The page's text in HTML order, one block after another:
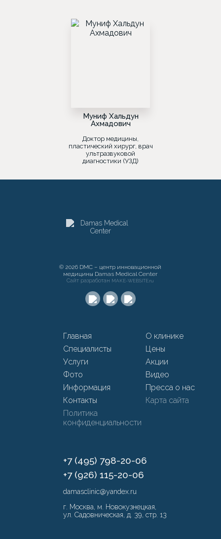
Муниф Хальдун
Ахмадович
Доктор медицины,
пластический хирург, врач
ультразвуковой
диагностики (УЗД)
© 2026 DMC – центр инновационной
медицины Damas Medical Center
Сайт разработан MAKE-WEBSITE.ru
Главная
О клинике
Специалисты
Цены
Услуги
Акции
Фото
Видео
Информация
Пресса о нас
Контакты
Карта сайта
Политика
конфиденциальности
+7 (495) 798-20-06
+7 (926) 115-20-06
damasclinic@yandex.ru
г. Москва, м. Новокузнецкая,
ул. Садовническая, д. 39, стр. 13